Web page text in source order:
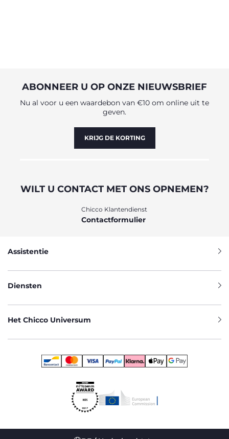
ABONNEER U OP ONZE NIEUWSBRIEF
Nu al voor u een waardebon van €10 om online uit te
geven.
KRIJG DE KORTING
WILT U CONTACT MET ONS OPNEMEN?
Chicco Klantendienst
Contactformulier
Assistentie
Diensten
Het Chicco Universum